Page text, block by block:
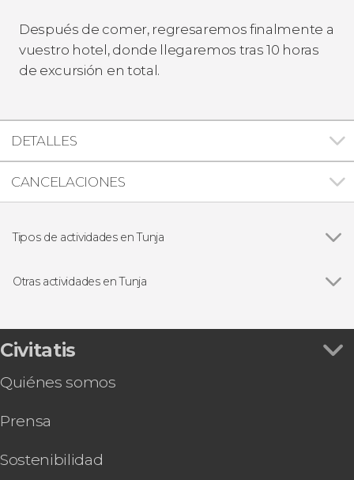
Después de comer, regresaremos finalmente a
vuestro hotel, donde llegaremos tras 10 horas
de excursión en total.
DETALLES
CANCELACIONES
Tipos de actividades en Tunja
Visitas guiadas y free tours
Otras actividades en Tunja
Tour por los museos de Tunja
Tour en bicicleta por Tunja
Civitatis
Quiénes somos
Prensa
Sostenibilidad